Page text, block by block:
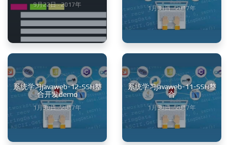
9月22日 · 2017年
1月31日 · 2017年
系统学习javaweb-12-SSH整
合开发demo
1月30日 · 2017年
系统学习javaweb-11-SSH整
合
1月30日 · 2017年